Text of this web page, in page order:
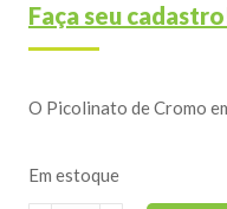
Faça seu
O Picolinato de Cromo
Em estoque